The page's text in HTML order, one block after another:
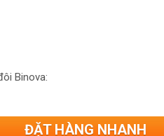
Binova:
ĐẶT HÀNG NHANH